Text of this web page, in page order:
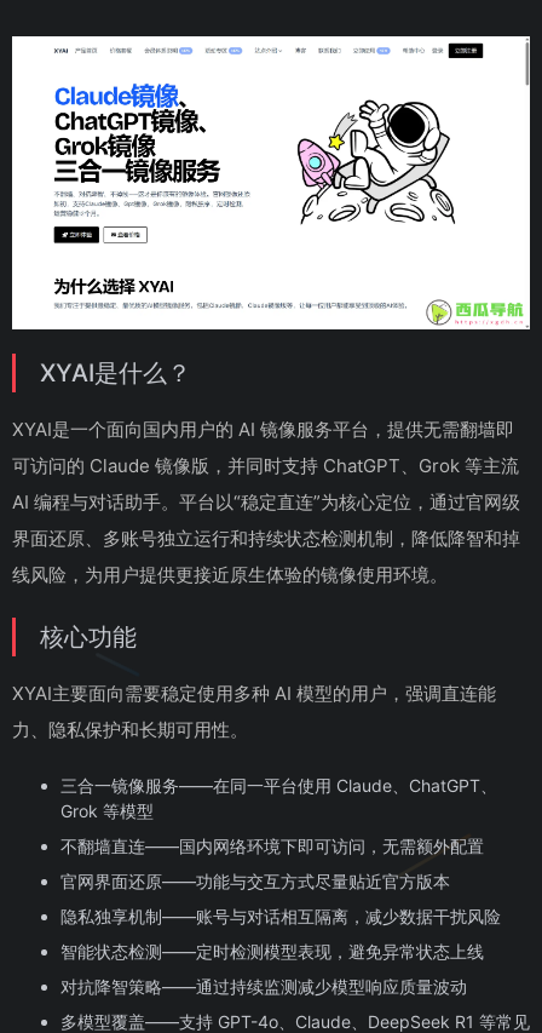
XYAI是什么？
XYAI是一个面向国内用户的 AI 镜像服务平台，提供无需翻墙即
可访问的 Claude 镜像版，并同时支持 ChatGPT、Grok 等主流
AI 编程与对话助手。平台以“稳定直连”为核心定位，通过官网级
界面还原、多账号独立运行和持续状态检测机制，降低降智和掉
线风险，为用户提供更接近原生体验的镜像使用环境。
核心功能
XYAI主要面向需要稳定使用多种 AI 模型的用户，强调直连能
力、隐私保护和长期可用性。
三合一镜像服务——在同一平台使用 Claude、ChatGPT、
Grok 等模型
不翻墙直连——国内网络环境下即可访问，无需额外配置
官网界面还原——功能与交互方式尽量贴近官方版本
隐私独享机制——账号与对话相互隔离，减少数据干扰风险
智能状态检测——定时检测模型表现，避免异常状态上线
对抗降智策略——通过持续监测减少模型响应质量波动
多模型覆盖——支持 GPT-4o、Claude、DeepSeek R1 等常见